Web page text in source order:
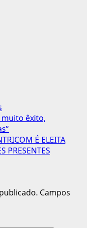
muito êxito,
É ELEITA
PRESENTES
Campos